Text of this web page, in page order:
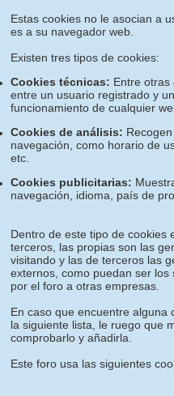
Estas cookies no le asocian a
es a su navegador web.
Existen tres tipos de cookies:
Cookies técnicas: Entre otras
entre un usuario registrado y
funcionamiento de cualquier
Cookies de análisis:
navegación, como horario de
etc.
Cookies publicitarias:
navegación, idioma, país de
Dentro de este tipo de cookies
terceros, las propias son las
visitando y las de terceros las
externos, como puedan ser
por el foro a otras empresas.
En caso que encuentre alguna
la siguiente lista, le ruego que
comprobarlo y añadirla.
Este foro usa las siguientes